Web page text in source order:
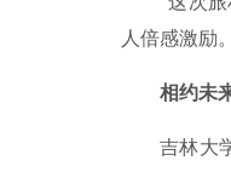
人倍感激励。
相约未
吉林大学